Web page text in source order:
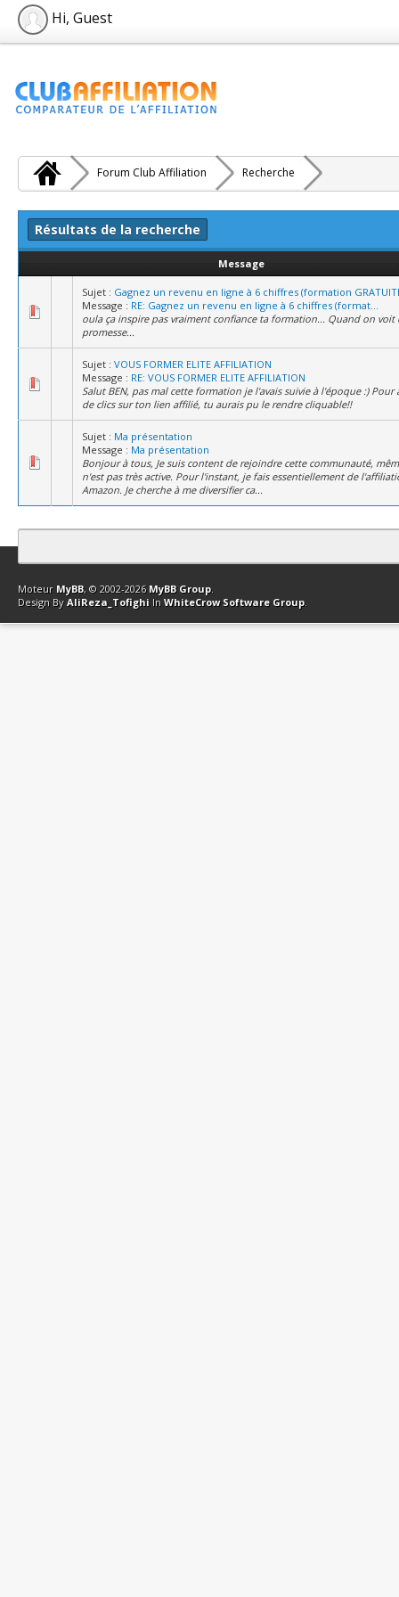
Hi, Guest
Forum Club Affiliation Recherche
Résultats de la recherche
Message
Sujet : Gagnez un revenu en ligne à 6 chiffres (formation
Message : RE: Gagnez un revenu en ligne à 6 chiffres (format...
oula ça inspire pas vraiment confiance ta formation... Quand on voit
promesse...
Sujet : VOUS FORMER ELITE AFFILIATION
Message : RE: VOUS FORMER ELITE AFFILIATION
Salut BEN, pas mal cette formation je l'avais suivie à l'époque :) Pour
de clics sur ton lien affilié, tu aurais pu le rendre cliquable!!
Sujet : Ma présentation
Message : Ma présentation
Bonjour à tous, Je suis content de rejoindre cette communauté,
n'est pas très active. Pour l'instant, je fais essentiellement de
Amazon. Je cherche à me diversifier ca...
Contact Club Affiliation Retourner en haut Version bas-débit
Moteur MyBB, © 2002-2026 MyBB Group.
Design By AliReza_Tofighi In WhiteCrow Software Group.